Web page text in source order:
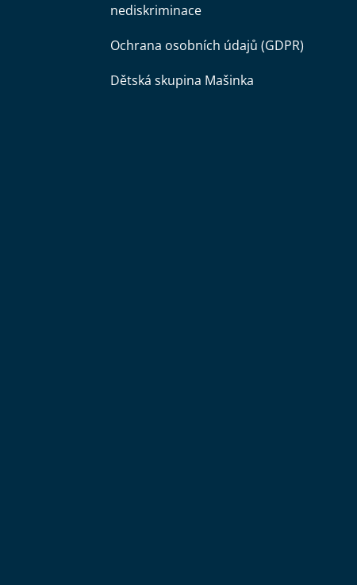
nediskriminace
Ochrana osobních údajů (GDPR)
Dětská skupina Mašinka